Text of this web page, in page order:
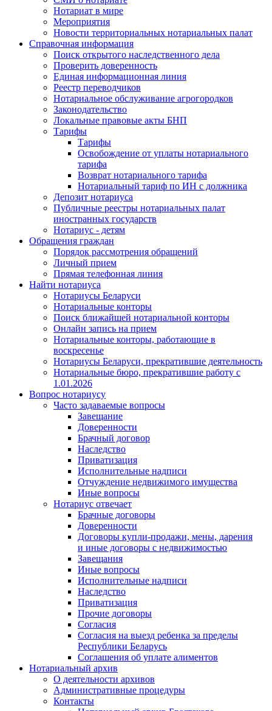
Нотариат в мире
Мероприятия
Новости территориальных нотариальных палат
Справочная информация
Поиск открытого наследственного дела
Проверить доверенность
Единая информационная линия
Реестр переводчиков
Нотариальное обслуживание агрогородков
Законодательство
Локальные правовые акты БНП
Тарифы
Тарифы
Освобождение от уплаты нотариального
тарифа
Возврат нотариального тарифа
Нотариальный тариф по ИН с должника
Депозит нотариуса
Публичные реестры нотариальных палат
иностранных государств
Нотариус - детям
Обращения граждан
Порядок рассмотрения обращений
Личный прием
Прямая телефонная линия
Найти нотариуса
Нотариусы Беларуси
Нотариальные конторы
Поиск ближайшей нотариальной конторы
Онлайн запись на прием
Нотариальные конторы, работающие в
воскресенье
Нотариусы Беларуси, прекратившие деятельность
Нотариальные бюро, прекратившие работу с
1.01.2026
Вопрос нотариусу
Часто задаваемые вопросы
Завещание
Доверенности
Брачный договор
Наследство
Приватизация
Исполнительные надписи
Отчуждение недвижимого имущества
Иные вопросы
Нотариус отвечает
Брачные договоры
Доверенности
Договоры купли-продажи, мены, дарения
и иные договоры с недвижимостью
Завещания
Иные вопросы
Исполнительные надписи
Наследство
Приватизация
Прочие договоры
Согласия
Согласия на выезд ребенка за пределы
Республики Беларусь
Соглашения об уплате алиментов
Нотариальный архив
О деятельности архивов
Административные процедуры
Контакты